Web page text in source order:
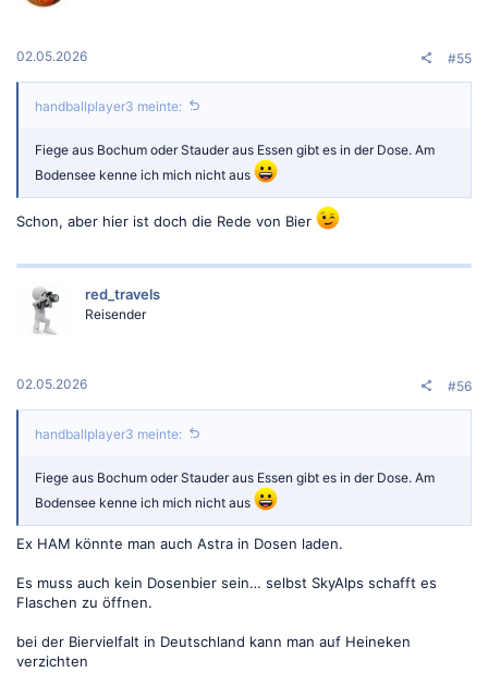
02.05.2026 #55
handballplayer3 meinte:
Fiege aus Bochum oder Stauder aus Essen gibt es in der Dose. Am
Bodensee kenne ich mich nicht aus
Schon, aber hier ist doch die Rede von Bier
red_travels
Reisender
02.05.2026 #56
handballplayer3 meinte:
Fiege aus Bochum oder Stauder aus Essen gibt es in der Dose. Am
Bodensee kenne ich mich nicht aus
Ex HAM könnte man auch Astra in Dosen laden.
Es muss auch kein Dosenbier sein… selbst SkyAlps schafft es
Flaschen zu öffnen.
bei der Biervielfalt in Deutschland kann man auf Heineken
verzichten